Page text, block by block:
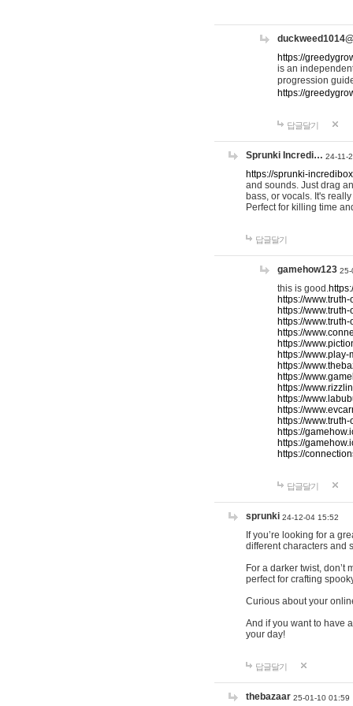
https://
is an
progression
https://
답글달기
Sprunki Incredi… 24-11-
https://sprunki-
and sounds. Just drag
bass, or vocals. It's
Perfect for killing time
답글달기
gamehow123 25-
this is good.
https://
https://
https://
https://
https://
https://
https://
https://
https://
https://
https://
https://
https://
https://
https://
답글달기
sprunki 24-12-04 15:52
If you’re looking for a
different characters and
For a darker twist, don’t
perfect for crafting
Curious about your
And if you want to have
your day!
답글달기
thebazaar 25-01-10 01:59